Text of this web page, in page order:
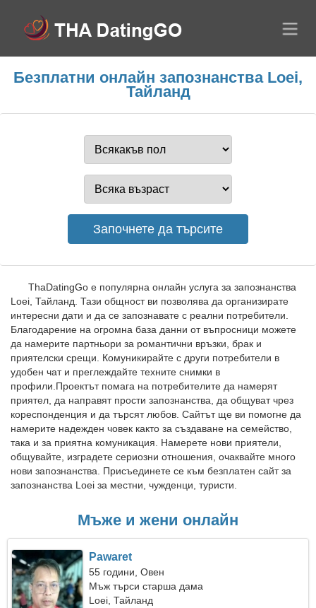
Безплатни онлайн запознанства Loei,
Тайланд
ThaDatingGo е популярна онлайн услуга за запознанства
Loei, Тайланд. Тази общност ви позволява да организирате
интересни дати и да се запознавате с реални потребители.
Благодарение на огромна база данни от въпросници можете
да намерите партньори за романтични връзки, брак и
приятелски срещи. Комуникирайте с други потребители в
удобен чат и преглеждайте техните снимки в
профили.Проектът помага на потребителите да намерят
приятел, да направят прости запознанства, да общуват чрез
кореспонденция и да търсят любов. Сайтът ще ви помогне да
намерите надежден човек както за създаване на семейство,
така и за приятна комуникация. Намерете нови приятели,
общувайте, изградете сериозни отношения, очаквайте много
нови запознанства. Присъединете се към безплатен сайт за
запознанства Loei за местни, чужденци, туристи.
Мъже и жени онлайн
Pawaret
55 години, Овен
Мъж търси старша дама
Loei, Тайланд